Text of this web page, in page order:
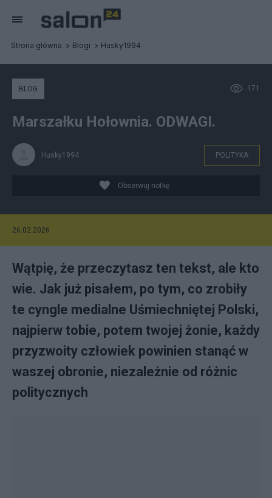
Strona główna Blogi Husky1994
171
BLOG
Marszałku Hołownia. ODWAGI.
Husky1994 POLITYKA
Obserwuj notkę
26.02.2026
Wątpię, że przeczytasz ten tekst, ale kto
wie. Jak już pisałem, po tym, co zrobiły
te cyngle medialne Uśmiechniętej Polski,
najpierw tobie, potem twojej żonie, każdy
przyzwoity człowiek powinien stanąć w
waszej obronie, niezależnie od różnic
politycznych